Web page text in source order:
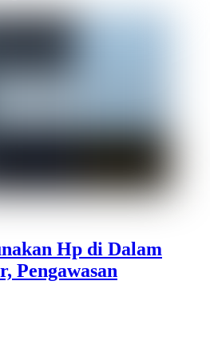
Hp di Dalam
Pengawasan